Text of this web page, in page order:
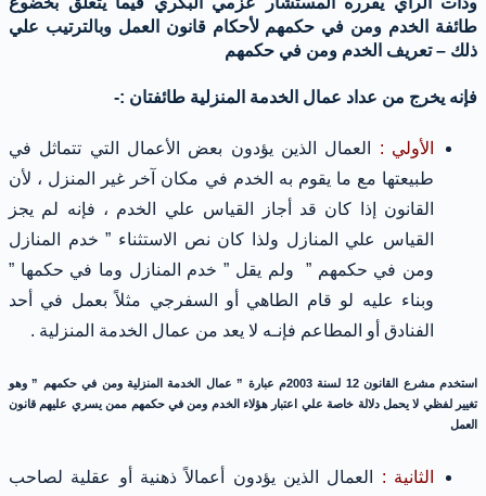
طائفة الخدم ومن في حكمهم لأحكام قانون العمل وبالترتيب علي
ذلك – تعريف الخدم ومن في حكمهم
فإنه يخرج من عداد عمال الخدمة المنزلية طائفتان :-
الأولي : العمال الذين يؤدون بعض الأعمال التي تتماثل في
طبيعتها مع ما يقوم به الخدم في مكان آخر غير المنزل ، لأن
القانون إذا كان قد أجاز القياس علي الخدم ، فإنه لم يجز
القياس علي المنازل ولذا كان نص الاستثناء ” خدم المنازل
ومن في حكمهم ” ولم يقل ” خدم المنازل وما في حكمها ”
وبناء عليه لو قام الطاهي أو السفرجي مثلاً بعمل في أحد
الفنادق أو المطاعم فإنـه لا يعد من عمال الخدمة المنزلية .
استخدم مشرع القانون 12 لسنة 2003م عبارة ” عمال الخدمة المنزلية ومن في حكمهم ” وهو
تغيير لفظي لا يحمل دلالة خاصة علي اعتبار هؤلاء الخدم ومن في حكمهم ممن يسري عليهم قانون
العمل
الثانية : العمال الذين يؤدون أعمالاً ذهنية أو عقلية لصاحب